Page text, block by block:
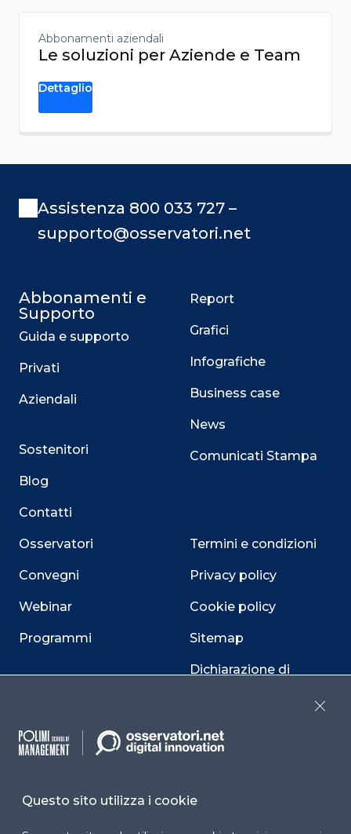
Abbonamenti aziendali
Le soluzioni per Aziende e Team
Dettaglio
Assistenza 800 033 727 –
supporto@osservatori.net
Abbonamenti e
Supporto
Guida e supporto
Privati
Aziendali
Sostenitori
Blog
Contatti
Osservatori
Convegni
Webinar
Programmi
Report
Grafici
Infografiche
Business case
News
Comunicati Stampa
Termini e condizioni
Privacy policy
Cookie policy
Sitemap
Dichiarazione di
Facebook LinkedIn
Questo sito utilizza i cookie